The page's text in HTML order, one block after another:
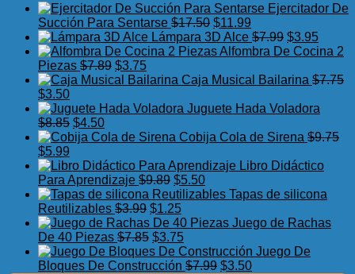
Ejercitador De
Succión Para Sentarse $17.50 El
precio
original
$17.50.
$11.99
precio
actual
$11.99.
Lámpara 3D Alce $7.99 El
precio
era:
$3.95El
precio
es:
Alfombra De Cocina 2
Piezas $7.89 El
precio
era:
$3.75El
precio
es:
Caja Musical Bailarina $7.75
El
precio
original
era:
$7.75.
$3.50El
precio
actual
es:
Juguete Hada Voladora
$8.85 El
precio
era:
$8.85.
$4.50El
precio
es:
$4.50.
Cobija Cola de Sirena $9.75
El
precio
original
era:
$9.75.
$5.99
precio
actual
es:
$5.99.
Libro Didáctico
Para Aprendizaje $9.89 El
precio
original
era:
$9.89.
$5.50El
precio
es:
Tapas de silicona
Reutilizables $3.99 El
precio
original
era:
$3.99.
$1.25El
precio
actual
es:
$1.25.
Juego de Rachas
De 40 Piezas $7.85 El
precio
original
$3.75El
precio
actual
Juego De
Bloques De Construcción $7.99 El
$3.50El